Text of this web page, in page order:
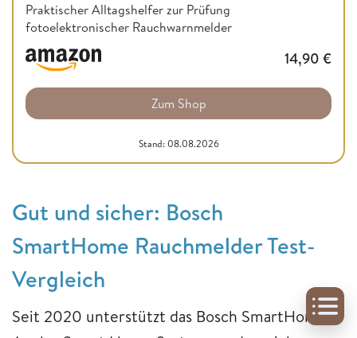
Praktischer Alltagshelfer zur Prüfung
fotoelektronischer Rauchwarnmelder
14,90 €
Zum Shop
Stand: 08.08.2026
Gut und sicher: Bosch
SmartHome Rauchmelder Test-
Vergleich
Seit 2020 unterstützt das Bosch SmartHome